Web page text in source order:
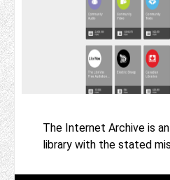
The Internet Archive is
library with the stated